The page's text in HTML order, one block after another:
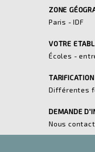
ZONE
Paris - IDF
VOTRE
Écoles -
Différentes
DEMANDE
Nous